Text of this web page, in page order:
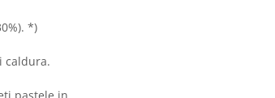
*)
caldura.